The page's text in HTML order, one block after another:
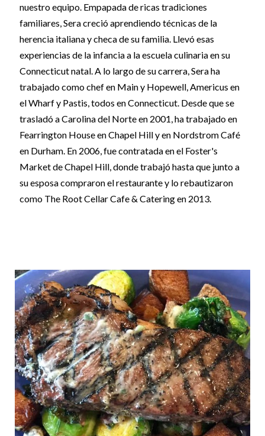
nuestro equipo. Empapada de ricas tradiciones
familiares, Sera creció aprendiendo técnicas de la
herencia italiana y checa de su familia. Llevó esas
experiencias de la infancia a la escuela culinaria en su
Connecticut natal. A lo largo de su carrera, Sera ha
trabajado como chef en Main y Hopewell, Americus en
el Wharf y Pastis, todos en Connecticut. Desde que se
trasladó a Carolina del Norte en 2001, ha trabajado en
Fearrington House en Chapel Hill y en Nordstrom Café
en Durham. En 2006, fue contratada en el Foster's
Market de Chapel Hill, donde trabajó hasta que junto a
su esposa compraron el restaurante y lo rebautizaron
como The Root Cellar Cafe & Catering en 2013.